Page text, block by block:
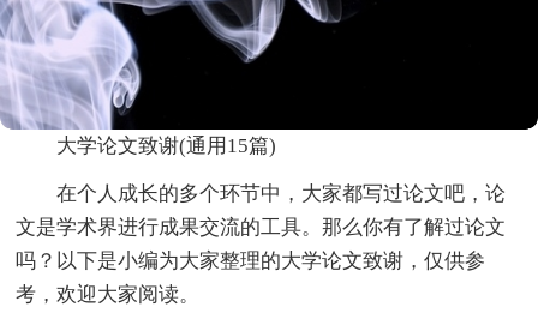
大学论文致谢(通用15篇)
在个人成长的多个环节中，大家都写过论文吧，论
文是学术界进行成果交流的工具。那么你有了解过论文
吗？以下是小编为大家整理的大学论文致谢，仅供参
考，欢迎大家阅读。